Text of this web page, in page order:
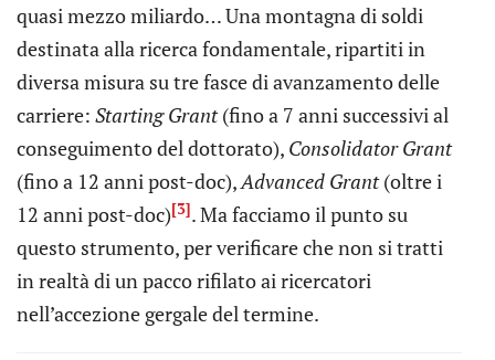
quasi mezzo miliardo… Una montagna di soldi
destinata alla ricerca fondamentale, ripartiti in
diversa misura su tre fasce di avanzamento delle
carriere: Starting Grant(fino a 7 anni successivi al
conseguimento del dottorato), Consolidator Grant
(fino a 12 anni post-doc),Advanced Grant(oltre i
12 anni post-doc)[3]. Ma facciamo il punto su
questo strumento, per verificare che non si tratti
in realtà di un pacco rifilato ai ricercatori
nell’accezione gergale del termine.